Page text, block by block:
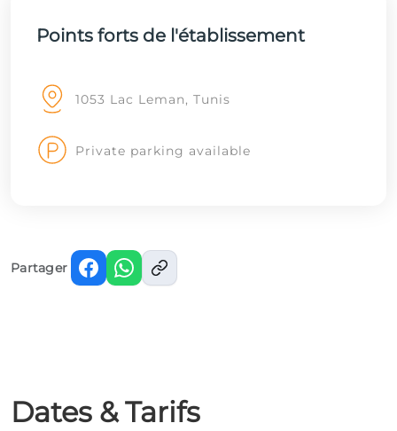
Points forts de l'établissement
1053 Lac Leman, Tunis
Private parking available
Partager
Dates & Tarifs